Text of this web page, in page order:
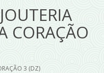
CORAÇÃO
3 (DZ)